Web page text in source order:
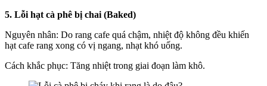
5. Lỗi hạt cà phê bị chai (Baked)
Nguyên nhân: Do rang cafe quá chậm, nhiệt độ không đều khiến
hạt cafe rang xong có vị ngang, nhạt khó uống.
Cách khắc phục: Tăng nhiệt trong giai đoạn làm khô.